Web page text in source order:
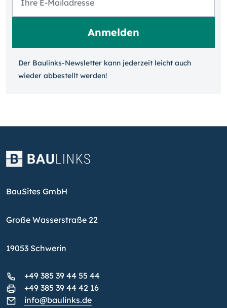
Der Baulinks-Newsletter kann jeder­zeit leicht auch
wieder ab­bestellt werden!
BauSites GmbH
Große Wasserstraße 22
19053 Schwerin
+49 385 39 44 55 44
+49 385 39 44 42 16
info@baulinks.de